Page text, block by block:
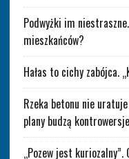
Podwyżki im
mieszkańców?
Hałas to cichy zabójca.
Rzeka betonu nie
plany budzą kontrowersje
„Pozew jest kuriozalny”.